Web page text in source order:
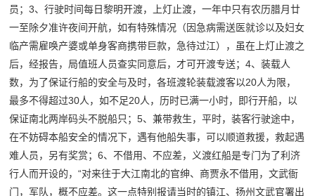
员；3、行驶时间每日黎明开渡，上灯止渡，一年中只有农历腊月廿
一至除夕准许夜间开航，如有特殊情况（因急病需送医就诊以及妇女
临产需雇唤产婆或单身客商携带巨款，急待过江），虽在上灯止渡之
后，经报告，局值班人员查实同意后，才可开渡专送；4、装载人
数，为了保证行船的安全与及时，各班渡轮装载渡客以20人为限，
最多不得超过30人，如不足20人，历时已满一小时，即行开船，以
保证南北两岸码头不脱船只；5、兼带救生，平时，装客行驶途中，
在不妨碍本船安全的情况下，遇有他船失事，可以顺道救援，救起遇
难人员，另有奖赏；6、不借用、不应差，义渡红船是专门为了利济
行人而开设的，“对来往于大江南北的官绅、商贾永不借用，文武衙
门，军队，概不应差。这一点特别报请当时的镇江、扬州文武官署出